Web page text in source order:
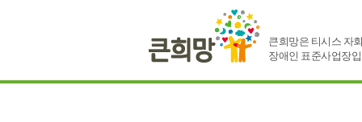
큰희망은 티시스 자
장애인 표준사업장